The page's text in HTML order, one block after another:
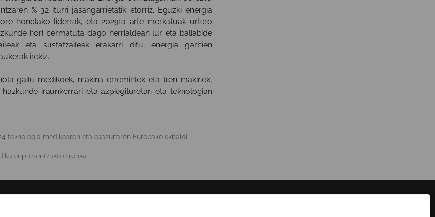
% 32 iturri jasangarrietatik etorriz. Eguzki energia
honetako liderrak, eta 2029ra arte merkatuak urtero
hori bermatuta dago herrialdean lur eta baliabide
eta sustatzaileak erakarri ditu, energia garbien
irekiz.
gailu medikoek, makina-erremintek eta tren-makinek,
iraunkorrari eta azpiegituretan eta teknologian
teknologia medikoaren eta osasunaren Europako ekitaldi
enpresentzako erronka